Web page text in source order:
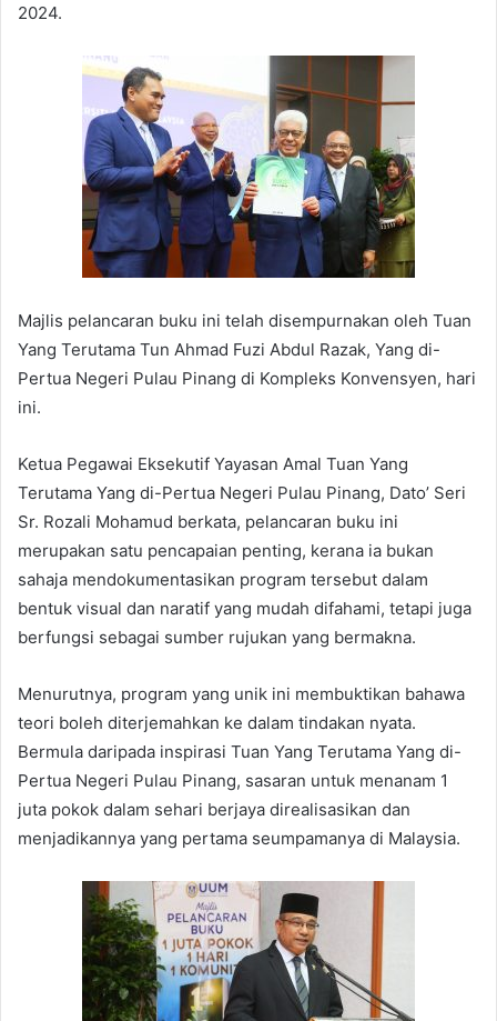
2024.
Majlis pelancaran buku ini telah disempurnakan oleh Tuan
Yang Terutama Tun Ahmad Fuzi Abdul Razak, Yang di-
Pertua Negeri Pulau Pinang di Kompleks Konvensyen, hari
ini.
Ketua Pegawai Eksekutif Yayasan Amal Tuan Yang
Terutama Yang di-Pertua Negeri Pulau Pinang, Dato’ Seri
Sr. Rozali Mohamud berkata, pelancaran buku ini
merupakan satu pencapaian penting, kerana ia bukan
sahaja mendokumentasikan program tersebut dalam
bentuk visual dan naratif yang mudah difahami, tetapi juga
berfungsi sebagai sumber rujukan yang bermakna.
Menurutnya, program yang unik ini membuktikan bahawa
teori boleh diterjemahkan ke dalam tindakan nyata.
Bermula daripada inspirasi Tuan Yang Terutama Yang di-
Pertua Negeri Pulau Pinang, sasaran untuk menanam 1
juta pokok dalam sehari berjaya direalisasikan dan
menjadikannya yang pertama seumpamanya di Malaysia.